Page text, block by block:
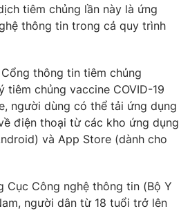
lai
tiêm chủng lần này là ứng
thông tin trong cả quy trình
thông tin tiêm chủng
tiêm chủng vaccine COVID-19
người dùng có thể tải ứng dụng
điện thoại từ các kho ứng dụng
và App Store (dành cho
Cục Công nghệ thông tin (Bộ Y
người dân từ 18 tuổi trở lên